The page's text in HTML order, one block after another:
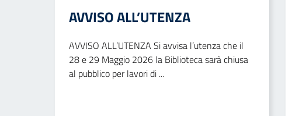
AVVISO ALL’UTENZA
AVVISO ALL’UTENZA Si avvisa l’utenza che il
28 e 29 Maggio 2026 la Biblioteca sarà chiusa
al pubblico per lavori di ...